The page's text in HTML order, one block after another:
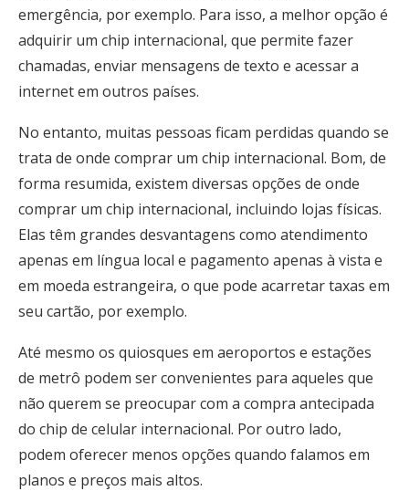
emergência, por exemplo. Para isso, a melhor opção é
adquirir um chip internacional, que permite fazer
chamadas, enviar mensagens de texto e acessar a
internet em outros países.
No entanto, muitas pessoas ficam perdidas quando se
trata de onde comprar um chip internacional. Bom, de
forma resumida, existem diversas opções de onde
comprar um chip internacional, incluindo lojas físicas.
Elas têm grandes desvantagens como atendimento
apenas em língua local e pagamento apenas à vista e
em moeda estrangeira, o que pode acarretar taxas em
seu cartão, por exemplo.
Até mesmo os quiosques em aeroportos e estações
de metrô podem ser convenientes para aqueles que
não querem se preocupar com a compra antecipada
do chip de celular internacional. Por outro lado,
podem oferecer menos opções quando falamos em
planos e preços mais altos.